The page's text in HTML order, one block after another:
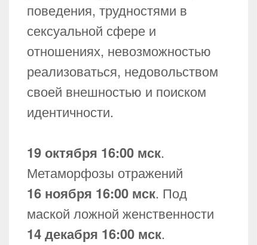
поведения, трудностями в
сексуальной сфере и
отношениях, невозможностью
реализоваться, недовольством
своей внешностью и поиском
идентичности.
19 октября 16:00 мск.
Метаморфозы отражений
16 ноября 16:00 мск. Под
маской ложной женственности
14 декабря 16:00 мск.